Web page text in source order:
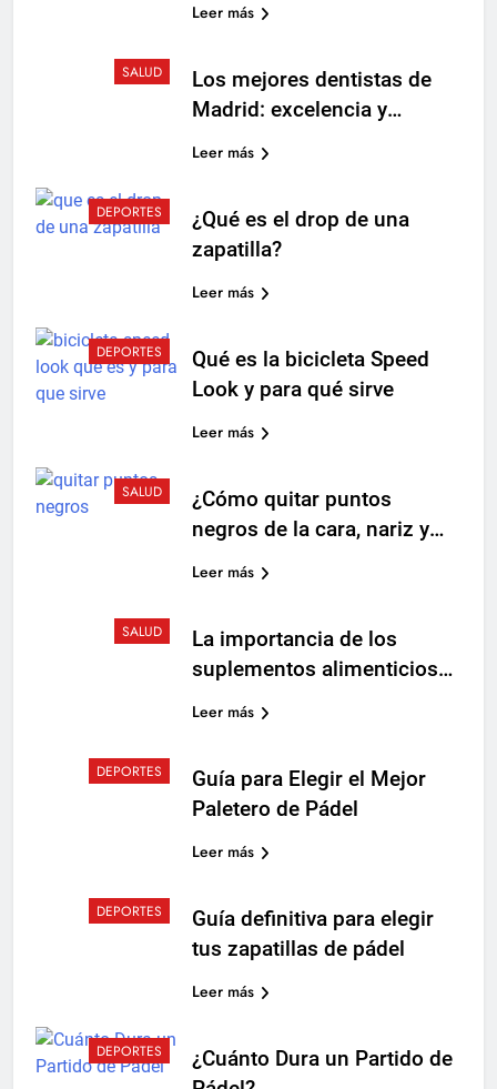
Leer más
SALUD
Los mejores dentistas de
Madrid: excelencia y
Leer más
DEPORTES
¿Qué es el drop de una
zapatilla?
Leer más
DEPORTES
Qué es la bicicleta Speed
Look y para qué sirve
Leer más
SALUD
¿Cómo quitar puntos
negros de la cara, nariz y
Leer más
SALUD
La importancia de los
suplementos alimenticios
Leer más
DEPORTES
Guía para Elegir el Mejor
Paletero de Pádel
Leer más
DEPORTES
Guía definitiva para elegir
tus zapatillas de pádel
Leer más
DEPORTES
¿Cuánto Dura un Partido de